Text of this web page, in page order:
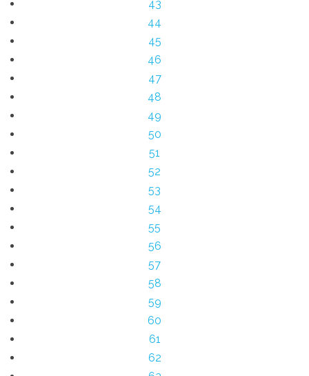
43
44
45
46
47
48
49
50
51
52
53
54
55
56
57
58
59
60
61
62